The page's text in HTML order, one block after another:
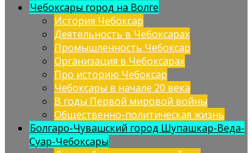
Чебоксары город на Волге
История Чебоксар
Деятельность в Чебоксарах
Промышленность Чебоксар
Организация в Чебоксарах
Про историю Чебоксар
Чебоксары в начале 20 века
В годы Первой мировой войны
Общественно-политическая жизнь
Болгаро-Чувашский город Шупашкар-Веда-
Суар-Чебоксары